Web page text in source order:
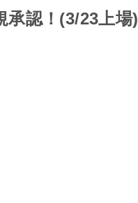
承認！(3/23上場)